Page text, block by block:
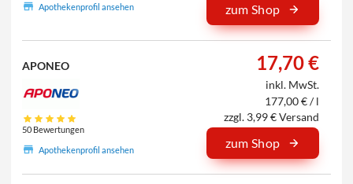
Apothekenprofil ansehen
zum Shop
APONEO
50 Bewertungen
Apothekenprofil ansehen
17,70 €
inkl. MwSt.
177,00 € / l
zzgl. 3,99 € Versand
zum Shop